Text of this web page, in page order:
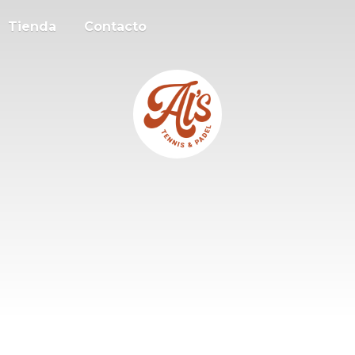
Tienda Contacto